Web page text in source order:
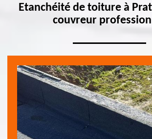
Etanchéité de toiture à
couvreur